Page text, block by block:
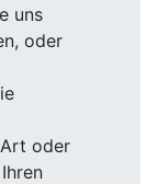
uns
oder
oder